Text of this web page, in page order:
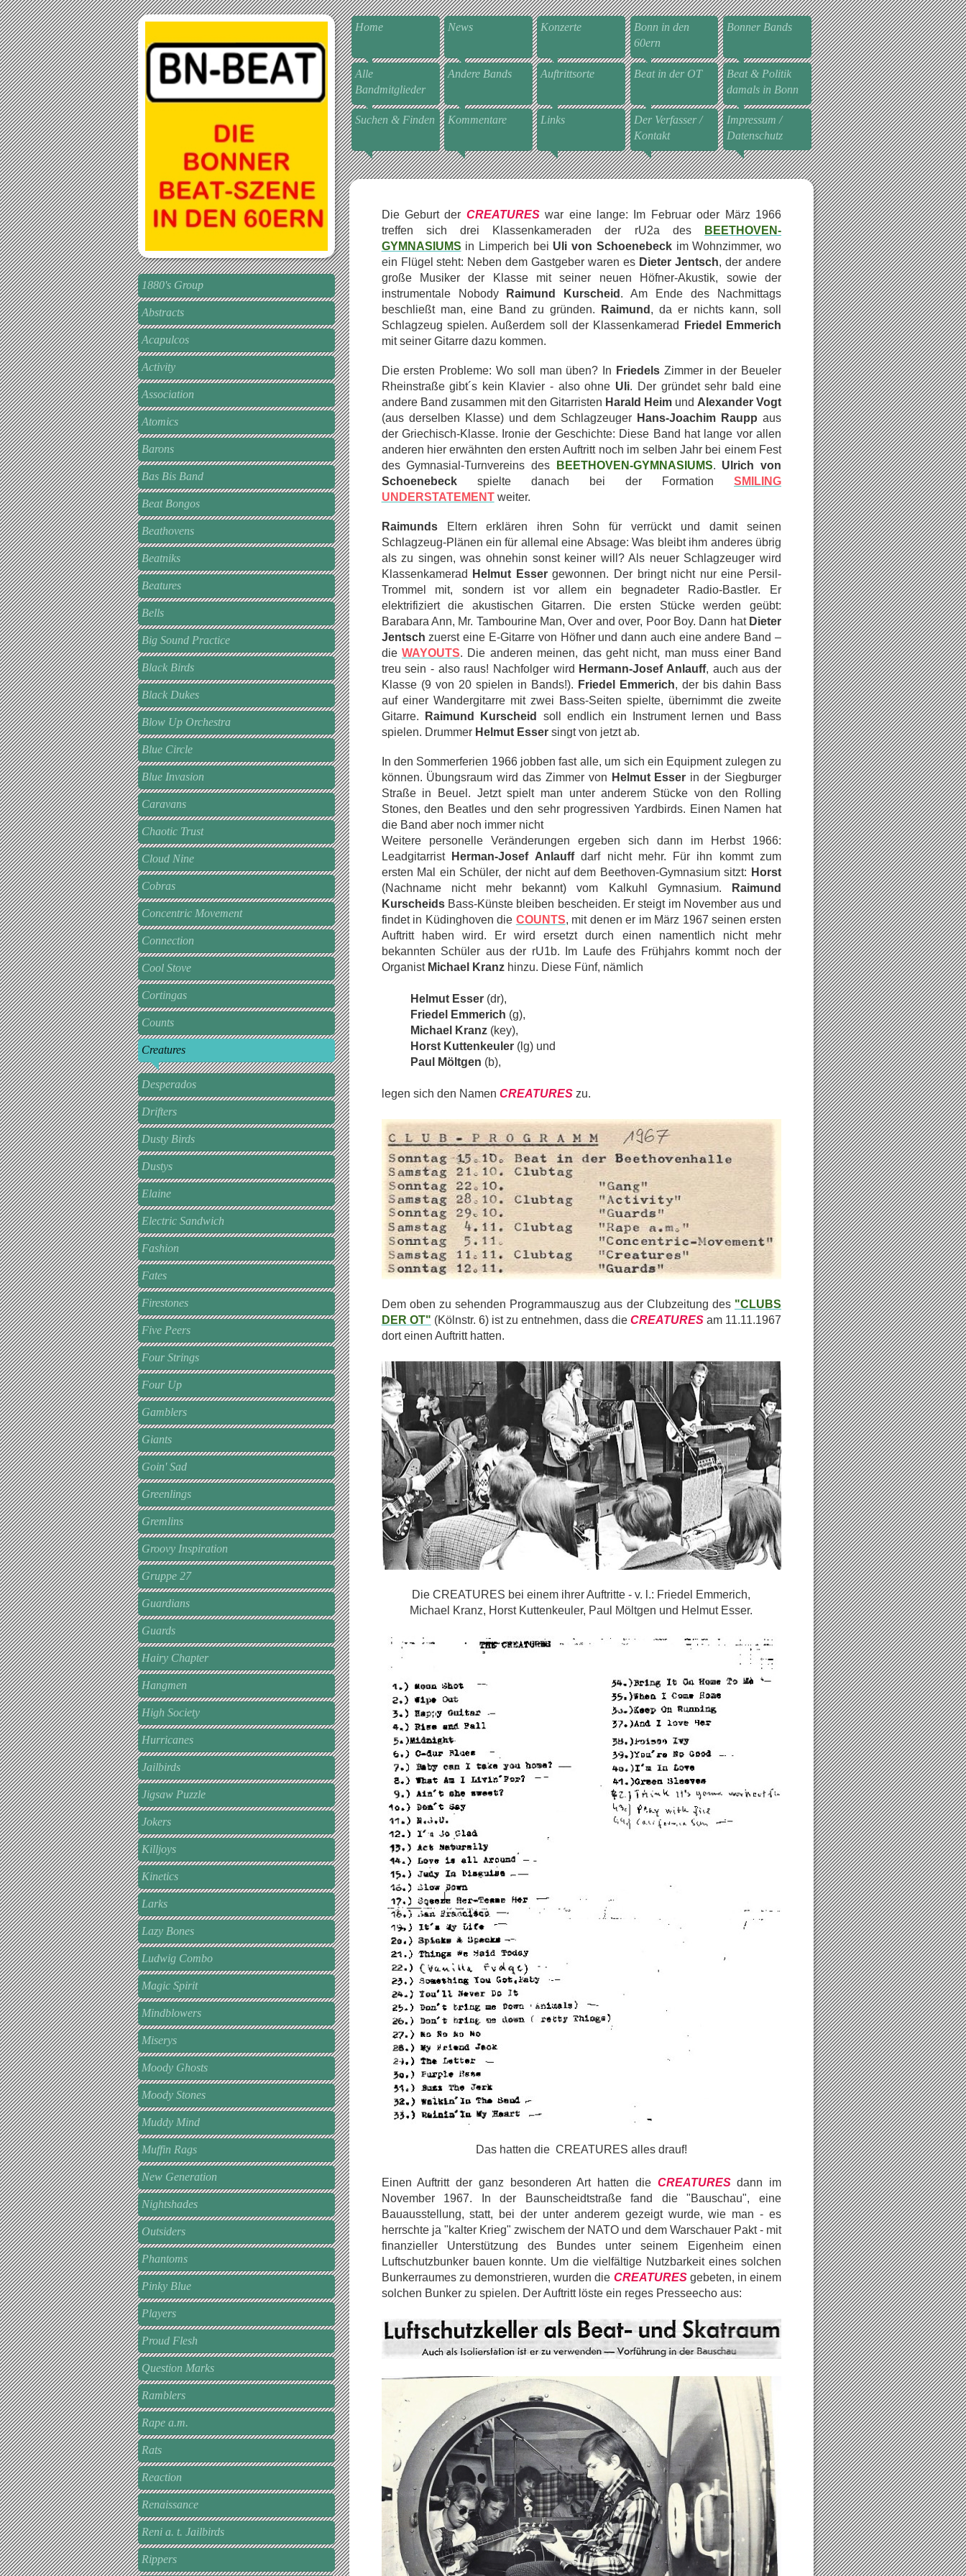
1880's Group
Abstracts
Acapulcos
Activity
Association
Atomics
Barons
Bas Bis Band
Beat Bongos
Beathovens
Beatniks
Beatures
Bells
Big Sound Practice
Black Birds
Black Dukes
Blow Up Orchestra
Blue Circle
Blue Invasion
Caravans
Chaotic Trust
Cloud Nine
Cobras
Concentric Movement
Connection
Cool Stove
Cortingas
Counts
Creatures
Desperados
Drifters
Dusty Birds
Dustys
Elaine
Electric Sandwich
Fashion
Fates
Firestones
Five Peers
Four Strings
Four Up
Gamblers
Giants
Goin' Sad
Greenlings
Gremlins
Groovy Inspiration
Gruppe 27
Guardians
Guards
Hairy Chapter
Hangmen
High Society
Hurricanes
Jailbirds
Jigsaw Puzzle
Jokers
Killjoys
Kinetics
Larks
Lazy Bones
Ludwig Combo
Magic Spirit
Mindblowers
Miserys
Moody Ghosts
Moody Stones
Muddy Mind
Muffin Rags
New Generation
Nightshades
Outsiders
Phantoms
Pinky Blue
Players
Proud Flesh
Question Marks
Ramblers
Rape a.m.
Rats
Reaction
Renaissance
Reni a. t. Jailbirds
Rippers
Home News Konzerte
Bonn in den
60ern
Bonner Bands
Alle
Bandmitglieder
Andere Bands Auftrittsorte Beat in der OT
Beat & Politik
damals in Bonn
Suchen & Finden Kommentare Links
Der Verfasser /
Kontakt
Impressum /
Datenschutz
Die Geburt der CREATURES war eine lange: Im Februar oder März 1966
treffen sich drei Klassenkameraden der rU2a des
BEETHOVEN-
GYMNASIUMS in Limperich bei Uli von Schoenebeckim Wohnzimmer, wo
ein Flügel steht: Neben dem Gastgeber waren es Dieter Jentsch, der andere
große Musiker der Klasse mit seiner neuen Höfner-Akustik, sowie der
instrumentale Nobody
Raimund Kurscheid . Am Ende des Nachmittags
beschließt man, eine Band zu gründen.
Raimund , da er nichts kann, soll
Schlagzeug spielen. Außerdem soll der Klassenkamerad
Friedel Emmerich
mit seiner Gitarre dazu kommen.
Die ersten Probleme: Wo soll man üben? In FriedelsZimmer in der Beueler
Rheinstraße gibt´s kein Klavier - also ohne Uli. Der gründet sehr bald eine
andere Band zusammen mit den Gitarristen Harald Heimund Alexander Vogt
(aus derselben Klasse) und dem Schlagzeuger Hans-Joachim Raupp aus
der Griechisch-Klasse. Ironie der Geschichte: Diese Band hat lange vor allen
anderen hier erwähnten den ersten Auftritt noch im selben Jahr bei einem Fest
des Gymnasial-Turnvereins des
BEETHOVEN-GYMNASIUMS. Ulrich von
Schoenebeckspielte danach bei der Formation
SMILING
UNDERSTATEMENT weiter.
RaimundsEltern erklären ihren Sohn für verrückt und damit seinen
Schlagzeug-Plänen ein für allemal eine Absage: Was bleibt ihm anderes übrig
als zu singen, was ohnehin sonst keiner will? Als neuer Schlagzeuger wird
Klassenkamerad
Helmut Essergewonnen. Der bringt nicht nur eine Persil-
Trommel mit, sondern ist vor allem ein begnadeter Radio-Bastler. Er
elektrifiziert die akustischen Gitarren. Die ersten Stücke werden geübt:
Barabara Ann, Mr. Tambourine Man, Over and over, Poor Boy. Dann hat Dieter
Jentsch zuerst eine E-Gitarre von Höfner und dann auch eine andere Band –
die WAYOUTS. Die anderen meinen, das geht nicht, man muss einer Band
treu sein - also raus! Nachfolger wird Hermann-Josef Anlauff, auch aus der
Klasse (9 von 20 spielen in Bands!). Friedel Emmerich, der bis dahin Bass
auf einer Wandergitarre mit zwei Bass-Seiten spielte, übernimmt die zweite
Gitarre.
Raimund Kurscheid
soll endlich ein Instrument lernen und Bass
spielen. Drummer Helmut Essersingt von jetzt ab.
In den Sommerferien 1966 jobben fast alle, um sich ein Equipment zulegen zu
können. Übungsraum wird das Zimmer von Helmut Esser in der Siegburger
Straße in Beuel. Jetzt spielt man unter anderem Stücke von den Rolling
Stones, den Beatles und den sehr progressiven Yardbirds. Einen Namen hat
die Band aber noch immer nicht
Weitere personelle Veränderungen ergeben sich dann im Herbst 1966:
Leadgitarrist
Herman-Josef Anlauffdarf nicht mehr. Für ihn kommt zum
ersten Mal ein Schüler, der nicht auf dem Beethoven-Gymnasium sitzt: Horst
(Nachname nicht mehr bekannt) vom Kalkuhl Gymnasium.
Raimund
KurscheidsBass-Künste bleiben bescheiden. Er steigt im November aus und
findet in Küdinghoven die COUNTS, mit denen er im März 1967 seinen ersten
Auftritt haben wird. Er wird ersetzt durch einen namentlich nicht mehr
bekannten Schüler aus der rU1b. Im Laufe des Frühjahrs kommt noch der
Organist Michael Kranzhinzu. Diese Fünf, nämlich
Helmut Esser(dr),
Friedel Emmerich (g),
Michael Kranz(key),
Horst Kuttenkeuler(lg) und
Paul Möltgen (b),
legen sich den Namen CREATURES zu.
Dem oben zu sehenden Programmauszug aus der Clubzeitung des "CLUBS
DER OT" (Kölnstr. 6) ist zu entnehmen, dass die CREATURES am 11.11.1967
dort einen Auftritt hatten.
Die CREATURES bei einem ihrer Auftritte - v. l.: Friedel Emmerich,
Michael Kranz, Horst Kuttenkeuler, Paul Möltgen und Helmut Esser.
Das hatten die CREATURES alles drauf!
Einen Auftritt der ganz besonderen Art hatten die CREATURES dann im
November 1967. In der Baunscheidtstraße fand die "Bauschau", eine
Bauausstellung, statt, bei der unter anderem gezeigt wurde, wie man - es
herrschte ja "kalter Krieg" zwischem der NATO und dem Warschauer Pakt - mit
finanzieller Unterstützung des Bundes unter seinem Eigenheim einen
Luftschutzbunker bauen konnte. Um die vielfältige Nutzbarkeit eines solchen
Bunkerraumes zu demonstrieren, wurden die CREATURES gebeten, in einem
solchen Bunker zu spielen. Der Auftritt löste ein reges Presseecho aus: